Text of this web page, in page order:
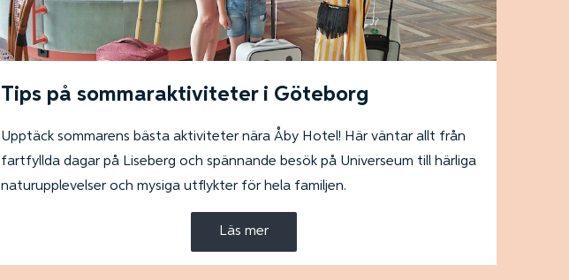
Tips på sommaraktiviteter i Göteborg
Upptäck sommarens bästa aktiviteter nära Åby Hotel! Här väntar allt från
fartfyllda dagar på Liseberg och spännande besök på Universeum till härliga
naturupplevelser och mysiga utflykter för hela familjen.
Läs mer